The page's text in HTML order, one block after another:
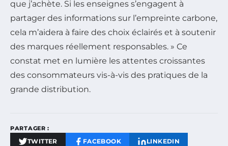
que j’achète. Si les enseignes s’engagent à
partager des informations sur l’empreinte carbone,
cela m’aidera à faire des choix éclairés et à soutenir
des marques réellement responsables. » Ce
constat met en lumière les attentes croissantes
des consommateurs vis-à-vis des pratiques de la
grande distribution.
PARTAGER :
TWITTER FACEBOOK LINKEDIN